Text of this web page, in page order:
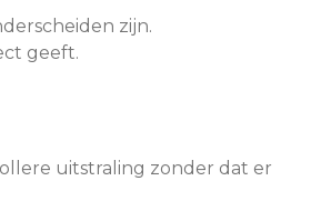
zijn.
geeft.
uitstraling zonder dat er